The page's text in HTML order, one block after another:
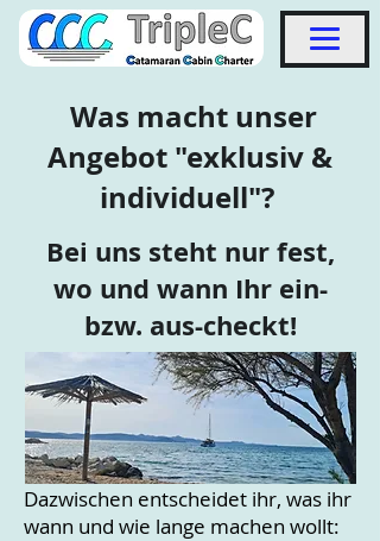
Was macht unser
Angebot "exklusiv &
individuell"?
Bei uns steht nur fest,
wo und wann Ihr ein-
bzw. aus-checkt!
Dazwischen entscheidet ihr, was ihr
wann und wie lange machen wollt: